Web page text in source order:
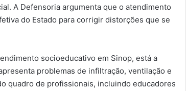
A Defensoria argumenta que o atendimento
do Estado para corrigir distorções que se
socioeducativo em Sinop, está a
problemas de infiltração, ventilação e
quadro de profissionais, incluindo educadores